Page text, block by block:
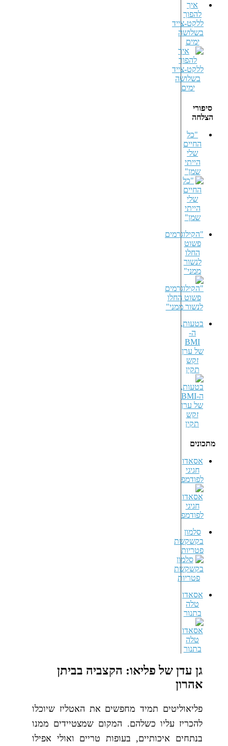
איך
להפוך
ללקט-צייד
בשלושה
ימים
סיפורי
הצלחה
"כל
החיים
שלי
הייתי
שמן"
"הקילוגרמים
פשוט
החלו
לנשור
ממני"
בטעות,
ה-
BMI
של ערן
זקש
תקין
מתכונים
אסאדו
חגיגי
לפודמפ
סלמון
בקשקשת
פטריות
אסאדו
טלה
בתנור
גן עדן של פליאו: הקצביה בביתן
אהרון
פליאוליטים תמיד מחפשים את האטליז שיוכלו
להכריז עליו כשלהם. המקום שמצטיידים ממנו
בנתחים איכותיים, בעופות טריים ואולי אפילו